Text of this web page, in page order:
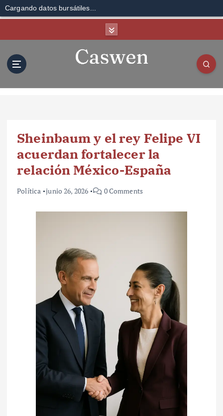
Cargando datos bursátiles...
Sheinbaum y el rey Felipe VI
acuerdan fortalecer la
relación México-España
Política junio 26, 2026 0 Comments